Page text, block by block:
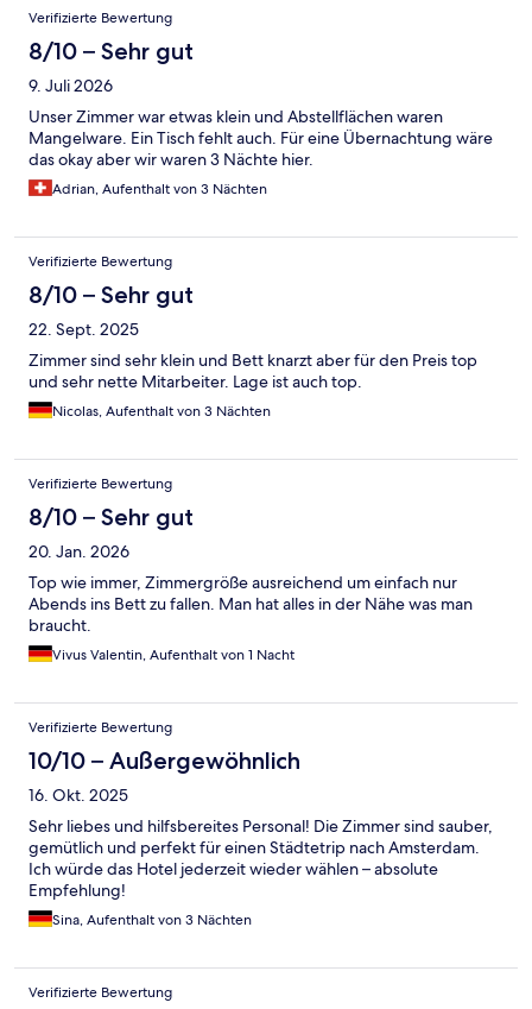
Verifizierte Bewertung
8/10 – Sehr gut
9. Juli 2026
Unser Zimmer war etwas klein und Abstellflächen waren
Mangelware. Ein Tisch fehlt auch. Für eine Übernachtung wäre
das okay aber wir waren 3 Nächte hier.
Adrian, Aufenthalt von 3 Nächten
Verifizierte Bewertung
8/10 – Sehr gut
22. Sept. 2025
Zimmer sind sehr klein und Bett knarzt aber für den Preis top
und sehr nette Mitarbeiter. Lage ist auch top.
Nicolas, Aufenthalt von 3 Nächten
Verifizierte Bewertung
8/10 – Sehr gut
20. Jan. 2026
Top wie immer, Zimmergröße ausreichend um einfach nur
Abends ins Bett zu fallen. Man hat alles in der Nähe was man
braucht.
Vivus Valentin, Aufenthalt von 1 Nacht
Verifizierte Bewertung
10/10 – Außergewöhnlich
16. Okt. 2025
Sehr liebes und hilfsbereites Personal! Die Zimmer sind sauber,
gemütlich und perfekt für einen Städtetrip nach Amsterdam.
Ich würde das Hotel jederzeit wieder wählen – absolute
Empfehlung!
Sina, Aufenthalt von 3 Nächten
Verifizierte Bewertung